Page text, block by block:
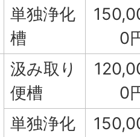
単独浄化
槽
0
汲み取り
便槽
0
単独浄化